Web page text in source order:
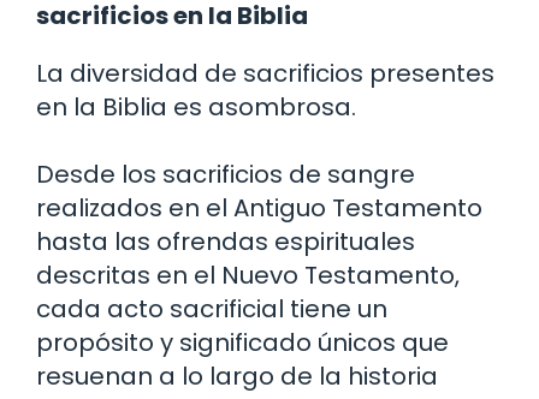
sacrificios en la Biblia
La diversidad de sacrificios presentes
en la Biblia es asombrosa.
Desde los sacrificios de sangre
realizados en el Antiguo Testamento
hasta las ofrendas espirituales
descritas en el Nuevo Testamento,
cada acto sacrificial tiene un
propósito y significado únicos que
resuenan a lo largo de la historia